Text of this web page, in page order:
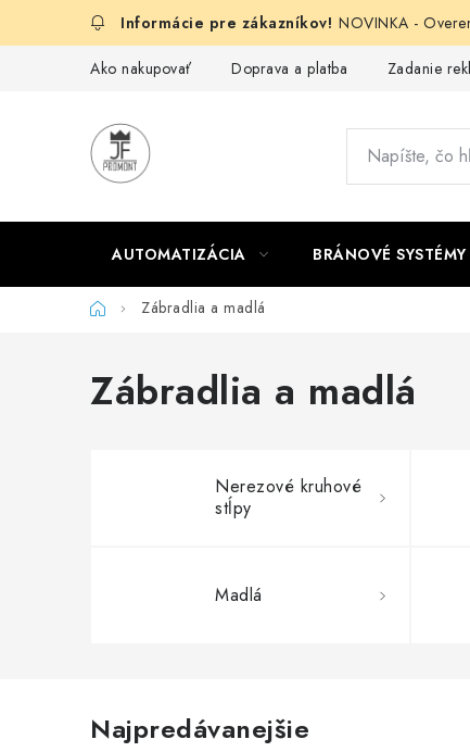
NOVINKA -
Ako nakupovať Doprava a platba Zadanie
AUTOMATIZÁCIA BRÁNOVÉ SYSTÉMY
DomovZábradlia a madlá
Zábradlia a madlá
Nerezové kruhové
stĺpy
Madlá
Najpredávanejšie